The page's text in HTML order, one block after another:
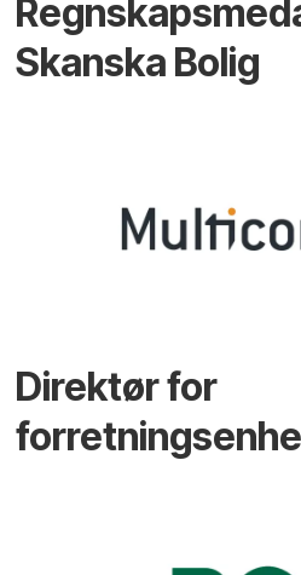
Skanska Bolig
Direktør for